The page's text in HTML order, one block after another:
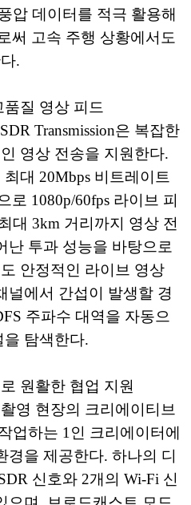
압 데이터를 적극 활용해
써 고속 주행 상황에서도
.
질 영상 피드
Transmission은 복잡한
영상 전송을 지원한다.
대 20Mbps 비트레이트
로 1080p/60fps 라이브 피
대 3km 거리까지 영상 전
난 투과 성능을 바탕으로
안정적인 라이브 영상
널에서 간섭이 발생할 경
주파수 대역을 자동으
을 탐색한다.
원활한 협업 지원
영 현장의 크리에이티브
업하는 1인 크리에이터에
경을 제공한다. 하나의 디
신호와 2개의 Wi-Fi 신